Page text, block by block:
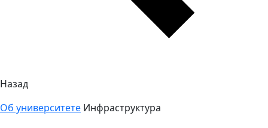
Назад
Об университете Инфраструктура